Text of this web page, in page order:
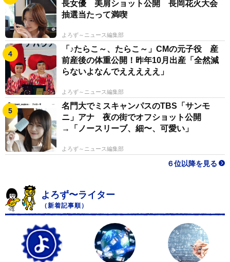
長女優 美肩ショット公開 長岡花火大会
抽選当たって満喫
よろず～ニュース編集部
「♪たらこ～、たらこ～」CMの元子役 産
前産後の体重公開！昨年10月出産「全然減
らないよなんでえええええ」
よろず～ニュース編集部
名門大でミスキャンパスのTBS「サンモ
ニ」アナ 夜の街でオフショット公開
→「ノースリーブ、細〜、可愛い」
よろず～ニュース編集部
６位以降を見る
よろず〜ライター
（新着記事順）